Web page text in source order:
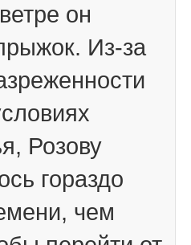
он
Из-за
Розову
гораздо
чем